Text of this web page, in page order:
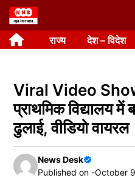
Skip
to
content राज्य देश – विदेश
Viral Video
प्राथमिक विद्यालय में
ढुलाई, वीडियो वायरल
News Desk
Published on -October